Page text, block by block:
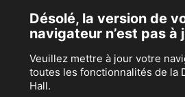
Désolé, la version de
navigateur n’est pas à
Veuillez mettre à jour votre
toutes les fonctionnalités de la
Hall.